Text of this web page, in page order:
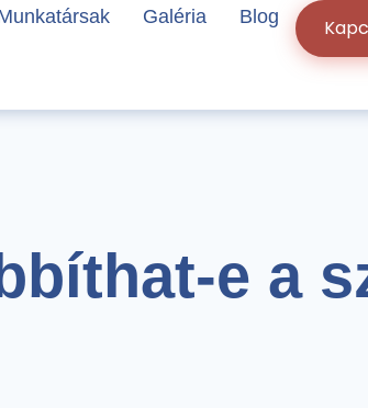
Galéria Blog
e a